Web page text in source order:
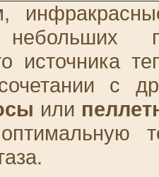
источника
с
или